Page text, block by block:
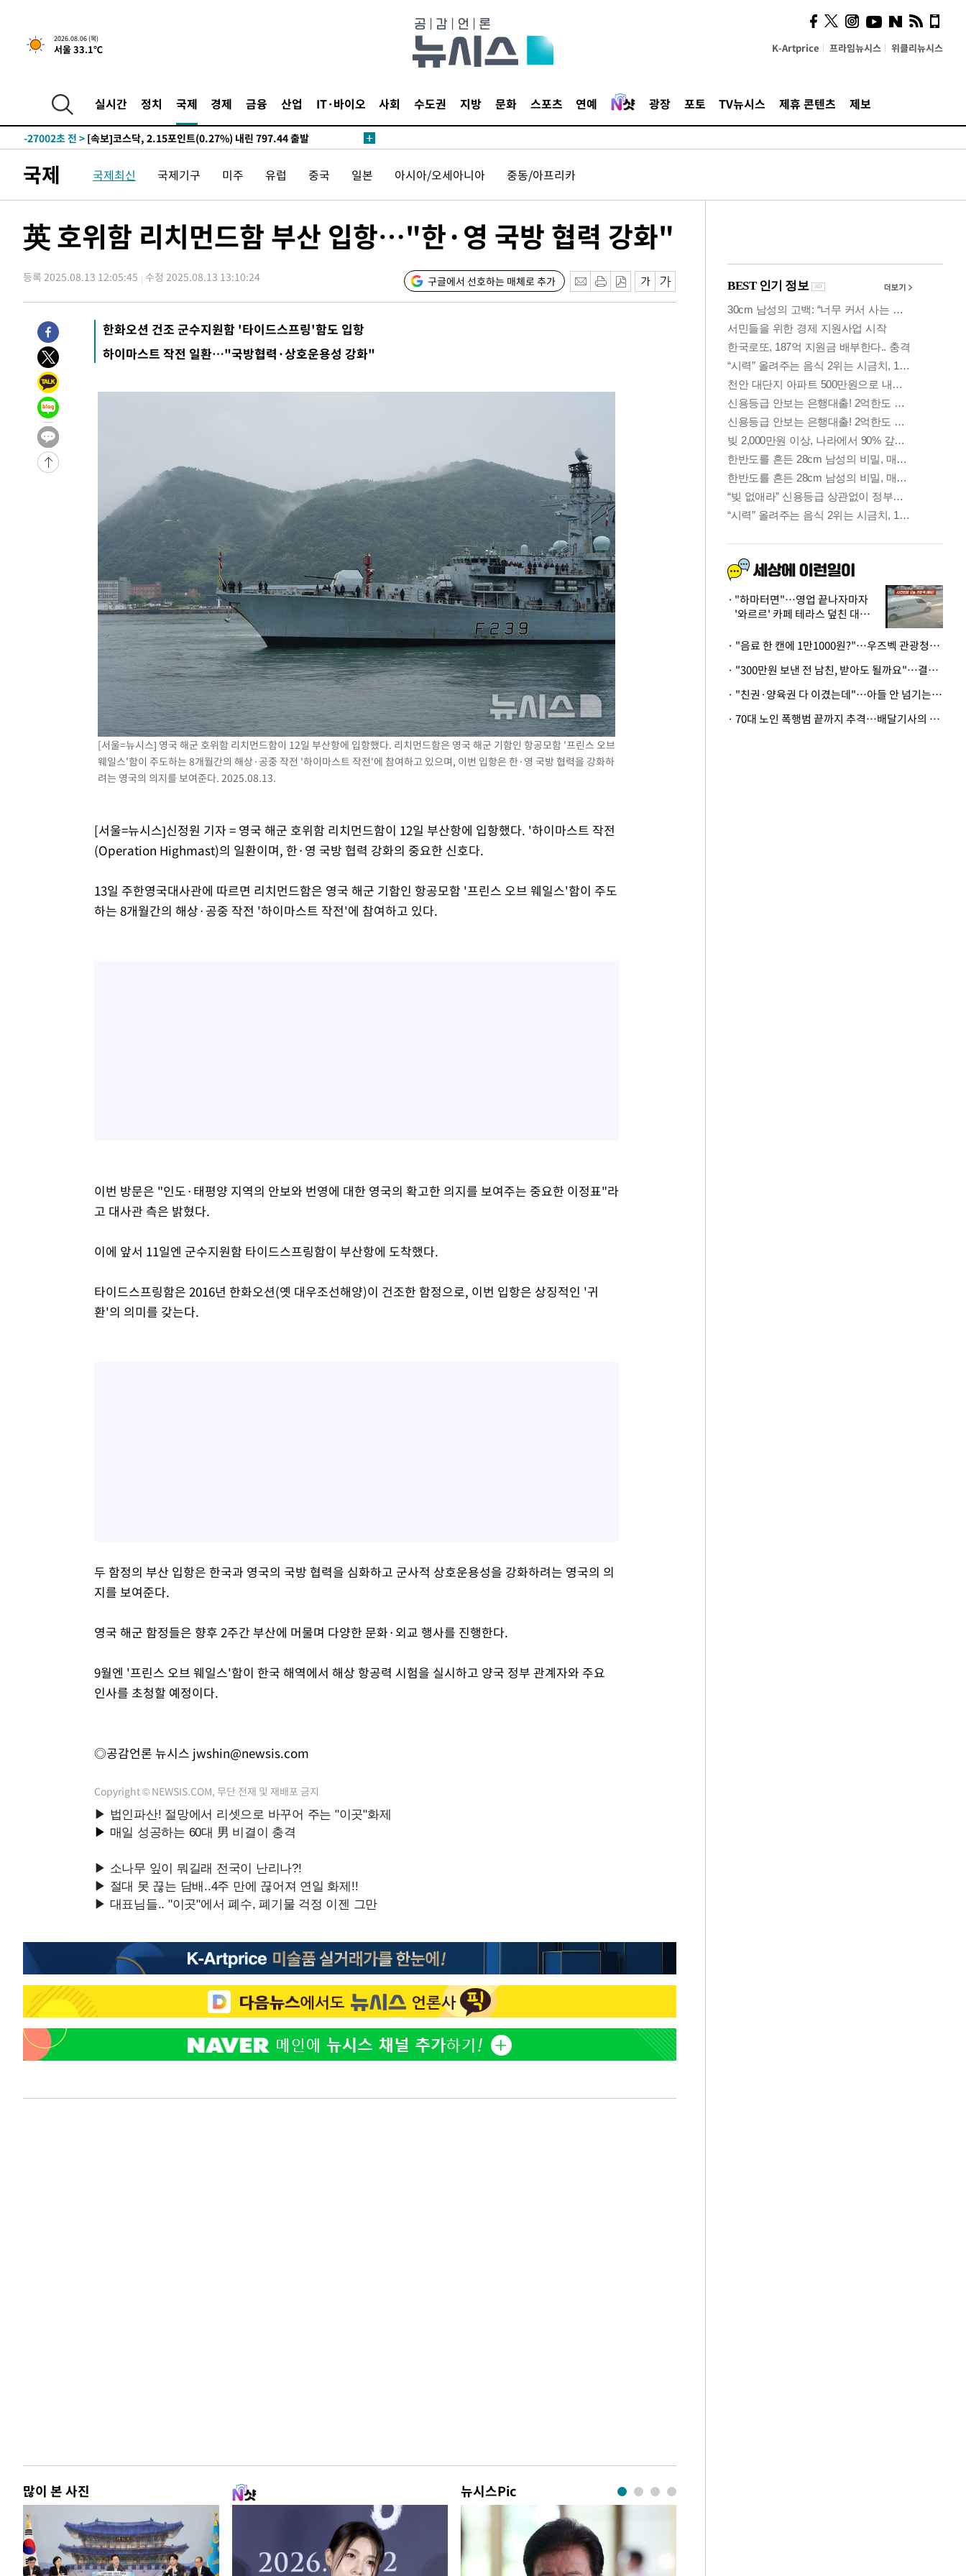
2026.08.06 (목)
서울 33.1℃ K-Artprice 프라임뉴시스 위클리뉴시스
실시간 정치 국제 경제 금융 산업 IT·바이오 사회 수도권 지방 문화 스포츠 연예 광장 포토 TV뉴시스 제휴 콘텐츠 제보
1시간 전 >[속보] "이란-오만, 호르무즈 해협 통행 항로 합의" 이란 외무부 대변인
-31809초 전 >[속보]산업장관 "美무역법 제301조 과잉생산 결과 발표 8월 중 예
-30874초 전 >
[속보]전남광주 초대 시민추천 부시장에 백승주·윤난실
-28435초 전 >
-27002초 전 > [속보]코스닥, 2.15포인트(0.27%) 내린 797.44 출발
-23432초 전 >
6월 경상수지 497.3억 달러…두 달 연속 사상 최대
-23383초 전 >서울 낮 39도 '폭염중대경보'…40도 관측 가능성도
-12918초 전 >[속보] 호르무즈 해협 이란-오만 협상 기대속 뉴욕증시 혼조 마감 다
취임 3년 인터뷰
1시간 전 >[속보] "이란-오만, 호르무즈 해협 통행 항로 합의" 이란 외무부 대변인
-31809초 전 >[속보]산업장관 "美무역법 제301조 과잉생산 결과 발표 8월 중 예
-31602초 전 >
[속보]코스피 매도사이드카 발동…4%대 급락
-30874초 전 >
[속보]전남광주 초대 시민추천 부시장에 백승주·윤난실
-28435초 전 >
서울 열대야 15일째 지속…비공식 '초열대야' 30도 넘어
-27002초 전 >
-26985초 전 >
-23432초 전 >
-23383초 전 >
-20745초 전 >
[속보] 호르무즈 해협 이란-오만 협상 기대속 뉴욕증시 혼조 마감 다
[속보] 이란 대통령 "지금 최고지도자와 소통하기가 매우 어려워"
[속보] "이란-오만, 호르무즈 해협 통행 항로 합의" 이란 외무부 대변인
국제 국제최신 국제기구 미주 유럽 중국 일본 아시아/오세아니아 중동/아프리카
英 호위함 리치먼드함 부산 입항…"한·영 국방 협력 강화"
등록 2025.08.13 12:05:45 수정 2025.08.13 13:10:24 구글에서 선호하는 매체로 추가
한화오션 건조 군수지원함 '타이드스프링'함도 입항
하이마스트 작전 일환…"국방협력·상호운용성 강화"
[서울=뉴시스] 영국 해군 호위함 리치먼드함이 12일 부산항에 입항했다. 리치먼드함은 영국 해군 기함인 항공모함 '프린스 오브
웨일스'함이 주도하는 8개월간의 해상·공중 작전 '하이마스트 작전'에 참여하고 있으며, 이번 입항은 한·영 국방 협력을 강화하
려는 영국의 의지를 보여준다. 2025.08.13.
[서울=뉴시스]신정원 기자 = 영국 해군 호위함 리치먼드함이 12일 부산항에 입항했다. '하이마스트 작전
(Operation Highmast)의 일환이며, 한·영 국방 협력 강화의 중요한 신호다.
13일 주한영국대사관에 따르면 리치먼드함은 영국 해군 기함인 항공모함 '프린스 오브 웨일스'함이 주도
하는 8개월간의 해상·공중 작전 '하이마스트 작전'에 참여하고 있다.
이번 방문은 "인도·태평양 지역의 안보와 번영에 대한 영국의 확고한 의지를 보여주는 중요한 이정표"라
고 대사관 측은 밝혔다.
이에 앞서 11일엔 군수지원함 타이드스프링함이 부산항에 도착했다.
타이드스프링함은 2016년 한화오션(옛 대우조선해양)이 건조한 함정으로, 이번 입항은 상징적인 '귀
환'의 의미를 갖는다.
두 함정의 부산 입항은 한국과 영국의 국방 협력을 심화하고 군사적 상호운용성을 강화하려는 영국의 의
지를 보여준다.
영국 해군 함정들은 향후 2주간 부산에 머물며 다양한 문화·외교 행사를 진행한다.
9월엔 '프린스 오브 웨일스'함이 한국 해역에서 해상 항공력 시험을 실시하고 양국 정부 관계자와 주요
인사를 초청할 예정이다.
◎공감언론 뉴시스 jwshin@newsis.com
Copyright © NEWSIS.COM, 무단 전재 및 재배포 금지
많이 본 사진 뉴시스Pic
카페사장들 "배달플랫폼 상
생안이 더 절실"
"하마터면"…영업 끝나자마자
'와르르' 카페 테라스 덮친 대리
· "음료 한 캔에 1만1000원?"…우즈벡 관광청까지 나섰다, 유튜버 폭로 후폭풍
· "300만원 보낸 전 남친, 받아도 될까요"…결혼 앞둔 예비신부의 뜻밖 고충
· "친권·양육권 다 이겼는데"…아들 안 넘기는 아내에 '강제집행' 가능할까
· 70대 노인 폭행범 끝까지 추격…배달기사의 용기, 추가 피해 막았다